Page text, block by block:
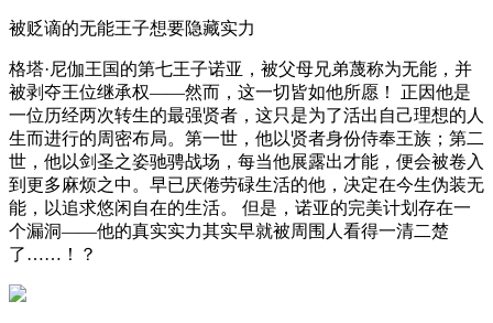
被贬谪的无能王子想要隐藏实力
格塔·尼伽王国的第七王子诺亚，被父母兄弟蔑称为无能，并
被剥夺王位继承权——然而，这一切皆如他所愿！ 正因他是
一位历经两次转生的最强贤者，这只是为了活出自己理想的人
生而进行的周密布局。第一世，他以贤者身份侍奉王族；第二
世，他以剑圣之姿驰骋战场，每当他展露出才能，便会被卷入
到更多麻烦之中。早已厌倦劳碌生活的他，决定在今生伪装无
能，以追求悠闲自在的生活。 但是，诺亚的完美计划存在一
个漏洞——他的真实实力其实早就被周围人看得一清二楚
了……！？